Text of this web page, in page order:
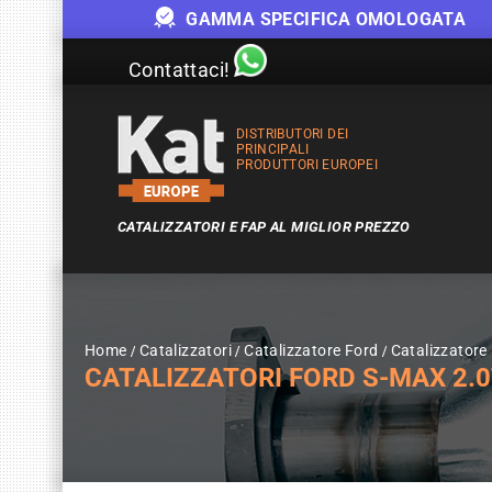
GAMMA SPECIFICA OMOLOGATA
Contattaci!
DISTRIBUTORI DEI
PRINCIPALI
PRODUTTORI EUROPEI
CATALIZZATORI E FAP AL MIGLIOR PREZZO
Home Catalizzatori Catalizzatore Ford Catalizzatore
CATALIZZATORI FORD S-MAX